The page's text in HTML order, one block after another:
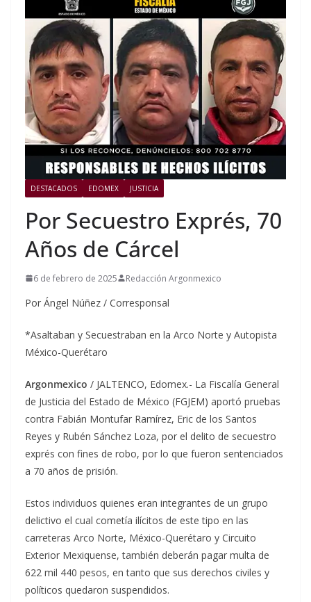
DESTACADOS EDOMEX JUSTICIA
Por Secuestro Exprés, 70
Años de Cárcel
6 de febrero de 2025 Redacción Argonmexico
Por Ángel Núñez / Corresponsal
*Asaltaban y Secuestraban en la Arco Norte y Autopista
México-Querétaro
Argonmexico / JALTENCO, Edomex.- La Fiscalía General
de Justicia del Estado de México (FGJEM) aportó pruebas
contra Fabián Montufar Ramírez, Eric de los Santos
Reyes y Rubén Sánchez Loza, por el delito de secuestro
exprés con fines de robo, por lo que fueron sentenciados
a 70 años de prisión.
Estos individuos quienes eran integrantes de un grupo
delictivo el cual cometía ilícitos de este tipo en las
carreteras Arco Norte, México-Querétaro y Circuito
Exterior Mexiquense, también deberán pagar multa de
622 mil 440 pesos, en tanto que sus derechos civiles y
políticos quedaron suspendidos.